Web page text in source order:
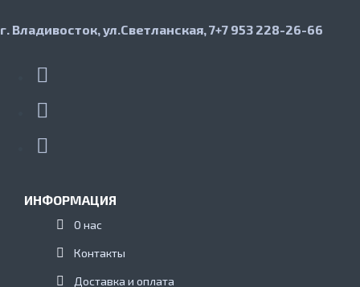
г. Владивосток, ул.Светланская, 7+7 953 228-26-66
ИНФОРМАЦИЯ
О нас
Контакты
Доставка и оплата